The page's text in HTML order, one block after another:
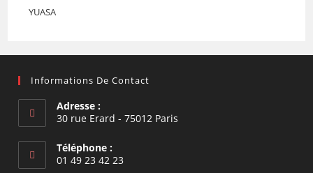
YUASA
Informations De Contact
Adresse :
30 rue Erard - 75012 Paris
Téléphone :
01 49 23 42 23